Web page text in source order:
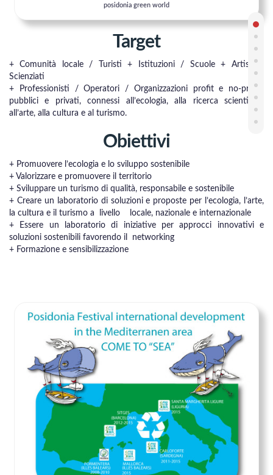
posidonia green world
Target
+ Comunità locale / Turisti + Istituzioni / Scuole + Artisti /
Scienziati
+ Professionisti / Operatori / Organizzazioni profit e no-profit,
pubblici e privati, connessi all’ecologia, alla ricerca scientifica,
all’arte, alla cultura e al turismo.
Obiettivi
+ Promuovere l’ecologia e lo sviluppo sostenibile
+ Valorizzare e promuovere il territorio
+ Sviluppare un turismo di qualità, responsabile e sostenibile
+ Creare un laboratorio di soluzioni e proposte per l’ecologia, l’arte,
la cultura e il turismo a livello locale, nazionale e internazionale
+ Essere un laboratorio di iniziative per approcci innovativi e
soluzioni sostenibili favorendo il networking
+ Formazione e sensibilizzazione